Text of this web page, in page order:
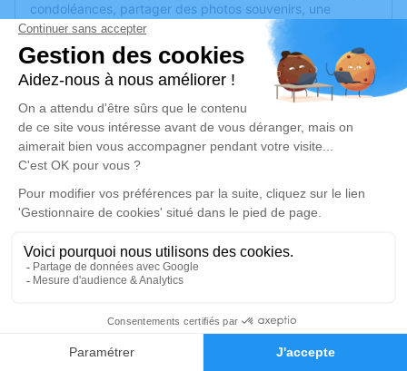
Faire-part Hommages
condoléances, partager des photos souvenirs, une
anecdote ou exprimer vos pensées à travers des poèmes
ou des textes. Cet endroit est un lieu d'expression dédié à
honorer la mémoire de Geneviève BRODDES.
Je rends hommage
Cérémonie religieuse
lundi 20 novembre 2023 à 10h00
Rue Del'Église de Varogne
Déroulé des obsèques